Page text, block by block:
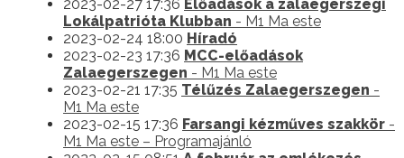
2023-02-27 17:36 Előadások a zalaegerszegi
Lokálpatrióta Klubban - M1 Ma este
2023-02-24 18:00 Híradó
2023-02-23 17:36 MCC-előadások
Zalaegerszegen - M1 Ma este
2023-02-21 17:35 Télűzés Zalaegerszegen -
M1 Ma este
2023-02-15 17:36 Farsangi kézműves szakkör -
M1 Ma este – Programajánló